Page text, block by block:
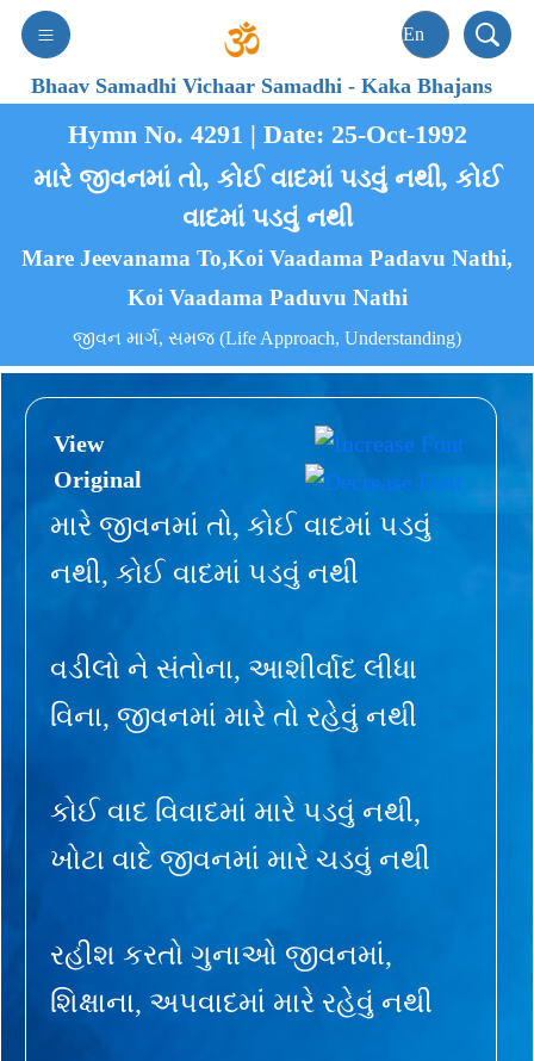
Bhaav Samadhi Vichaar Samadhi-Kaka Bhajans
Hymn No. 4291 | Date: 25-Oct-1992
મારે જીવનમાં તો, કોઈ વાદમાં પડવું નથી, કોઈ
વાદમાં પડવું નથી
Mare Jeevanama To,Koi Vaadama Padavu Nathi,
Koi Vaadama Paduvu Nathi
જીવન માર્ગ, સમજ (Life Approach, Understanding)
View
Original
મારે જીવનમાં તો, કોઈ વાદમાં પડવું
નથી, કોઈ વાદમાં પડવું નથી
વડીલો ને સંતોના, આશીર્વાદ લીધા
વિના, જીવનમાં મારે તો રહેવું નથી
કોઈ વાદ વિવાદમાં મારે પડવું નથી,
ખોટા વાદે જીવનમાં મારે ચડવું નથી
રહીશ કરતો ગુનાઓ જીવનમાં,
શિક્ષાના, અપવાદમાં મારે રહેવું નથી